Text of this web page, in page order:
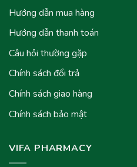
Hướng dẫn mua hàng
Hướng dẫn thanh toán
Câu hỏi thường gặp
Chính sách đổi trả
Chính sách giao hàng
Chính sách bảo mật
VIFA PHARMACY